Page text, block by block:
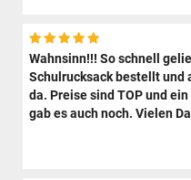
Wahnsinn!!! So schnell
Schulrucksack bestellt und
da. Preise sind TOP und
gab es auch noch. Vielen